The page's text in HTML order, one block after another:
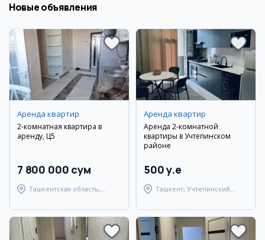
Новые объявления
Аренда квартир
2-комнатная квартира в
аренду, Ц5
7 800 000 сум
Ташкентская область,
Аренда квартир
Аренда 2-комнатной
квартиры в Учтепинском
районе
500 y.e
Ташкент, Учтепинский